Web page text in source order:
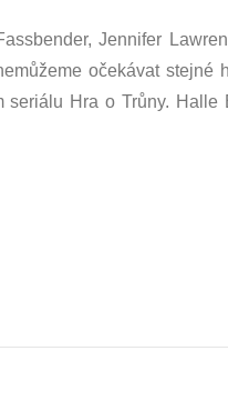
Jennifer
očekávat stejné
Hra o Trůny. Halle